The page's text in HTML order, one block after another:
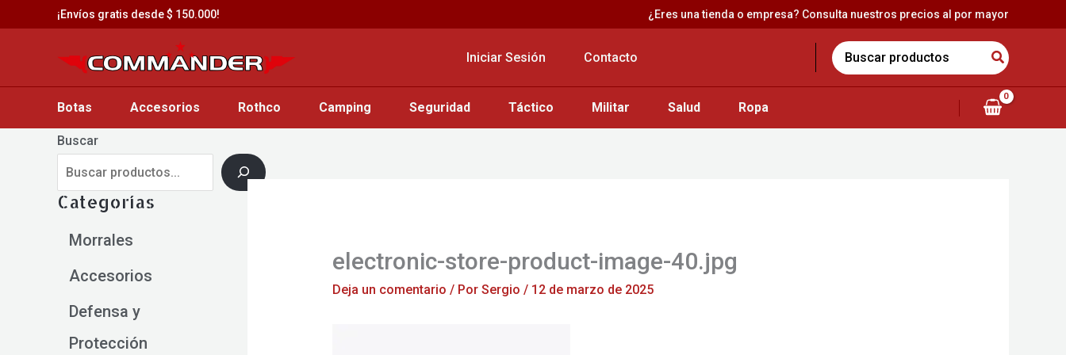
al
¡Envíos gratis desde $ 150.000! ¿Eres una tienda o empresa? Consulta nuestros precios al por mayor
Iniciar Sesión Contacto
Search
for:
Botas Accesorios Rothco Camping Seguridad Táctico Militar Salud Ropa
Buscar
Categorías
Morrales
Accesorios
Defensa y
Protección
electronic-store-product-image-40.jpg
Deja un comentario / Por Sergio / 12 de marzo de 2025